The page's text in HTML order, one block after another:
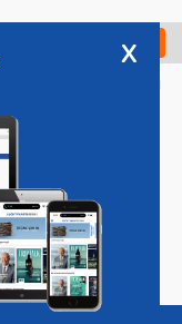
Check in
Vacatures
x